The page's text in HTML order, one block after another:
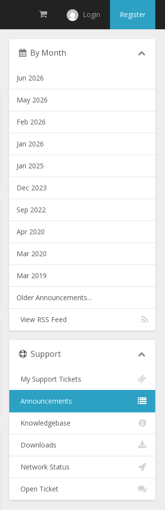
Login Register
By Month
Jun 2026
May 2026
Feb 2026
Jan 2026
Jan 2025
Dec 2023
Sep 2022
Apr 2020
Mar 2020
Mar 2019
Older Announcements...
View RSS Feed
Support
My Support Tickets
Announcements
Knowledgebase
Downloads
Network Status
Open Ticket